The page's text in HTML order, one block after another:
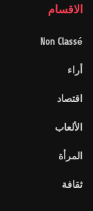
الاقسام
Non Classé
أراء
اقتصاد
الألعاب
المرأة
ثقافة